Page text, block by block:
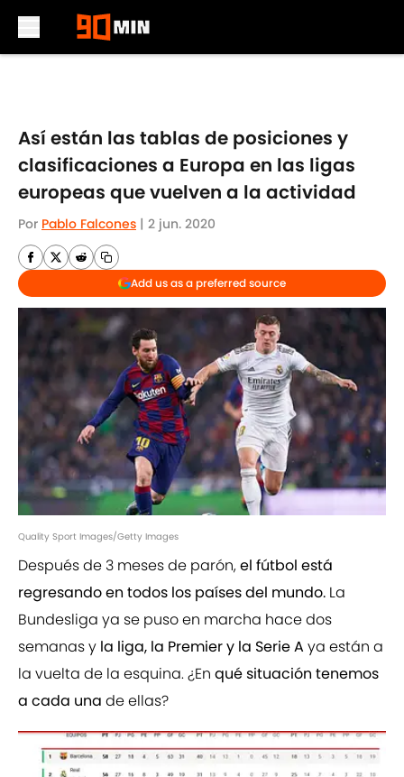
Así están las tablas de posiciones y
clasificaciones a Europa en las ligas
europeas que vuelven a la actividad
Por Pablo Falcones | 2 jun. 2020
Add us as a preferred source
Quality Sport Images/Getty Images
Después de 3 meses de parón,el fútbol está
regresando en todos los países del mundo. La
Bundesliga ya se puso en marcha hace dos
semanas y la liga, la Premier y la Serie A ya están a
la vuelta de la esquina. ¿En qué situación tenemos
a cada una de ellas?